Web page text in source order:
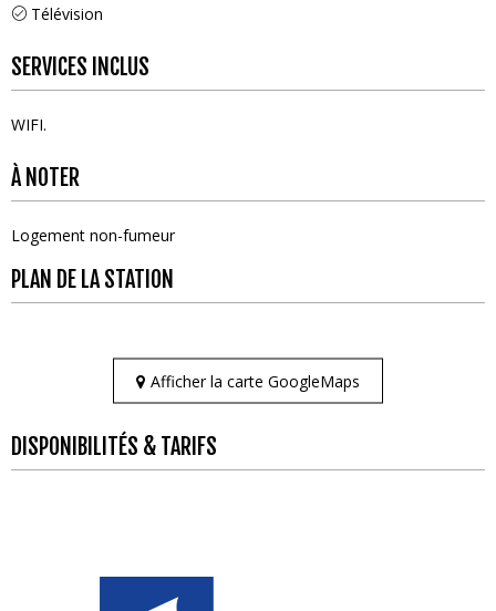
Télévision
SERVICES INCLUS
WIFI
À NOTER
Logement non-fumeur
PLAN DE LA STATION
Afficher la carte GoogleMaps
DISPONIBILITÉS & TARIFS